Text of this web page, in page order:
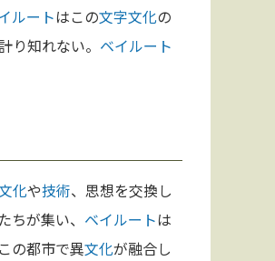
ルートはこの文字文化の
り知れない。 ベイルート
化や技術、思想を交換し
が集い、 ベイルートは
の都市で異文化が融合し